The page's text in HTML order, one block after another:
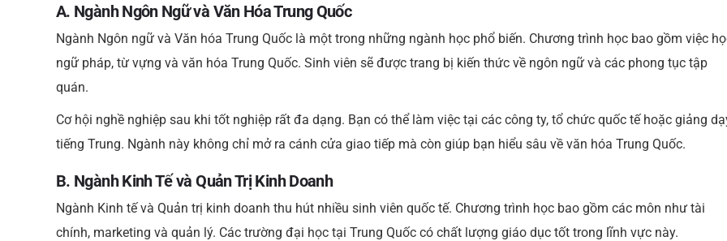
A. Ngành Ngôn Ngữ và Văn Hóa Trung Quốc
Ngành Ngôn ngữ và Văn hóa Trung Quốc là một trong những ngành học phổ biến. Chương trình học bao gồm việc
ngữ pháp, từ vựng và văn hóa Trung Quốc. Sinh viên sẽ được trang bị kiến thức về ngôn ngữ và các phong tục tập
quán.
Cơ hội nghề nghiệp sau khi tốt nghiệp rất đa dạng. Bạn có thể làm việc tại các công ty, tổ chức quốc tế hoặc giảng
tiếng Trung. Ngành này không chỉ mở ra cánh cửa giao tiếp mà còn giúp bạn hiểu sâu về văn hóa Trung Quốc.
B. Ngành Kinh Tế và Quản Trị Kinh Doanh
Ngành Kinh tế và Quản trị kinh doanh thu hút nhiều sinh viên quốc tế. Chương trình học bao gồm các môn như tài
chính, marketing và quản lý. Các trường đại học tại Trung Quốc có chất lượng giáo dục tốt trong lĩnh vực này.